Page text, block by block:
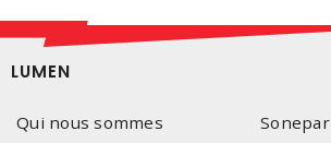
LUMEN
Qui nous sommes
Sonepar